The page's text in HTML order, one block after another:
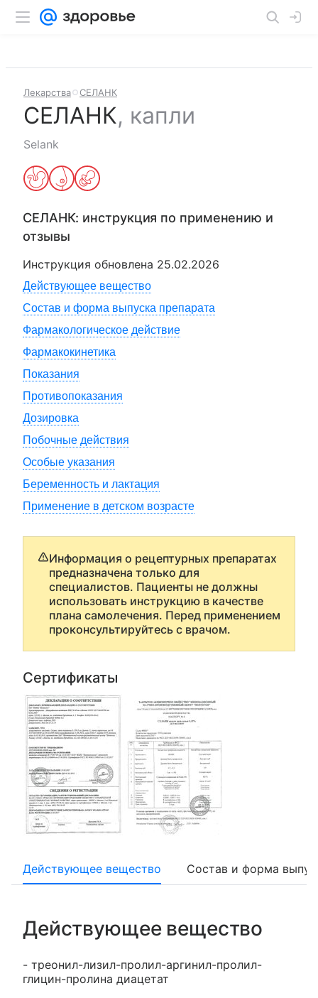
Лекарства СЕЛАНК
СЕЛАНК, капли
Selank
СЕЛАНК: инструкция по применению и
отзывы
Инструкция обновлена 25.02.2026
Действующее вещество
Состав и форма выпуска препарата
Фармакологическое действие
Фармакокинетика
Показания
Противопоказания
Дозировка
Побочные действия
Особые указания
Беременность и лактация
Применение в детском возрасте
Информация о рецептурных препаратах
предназначена только для
специалистов. Пациенты не должны
использовать инструкцию в качестве
плана самолечения. Перед применением
проконсультируйтесь с врачом.
Сертификаты
Действующее вещество Состав и форма
Действующее вещество
- треонил-лизил-пролил-аргинил-пролил-
глицин-пролина диацетат